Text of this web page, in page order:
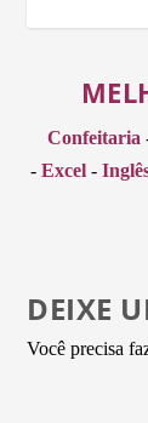
Confeitaria
- Excel -
DEIXE
Você precisa